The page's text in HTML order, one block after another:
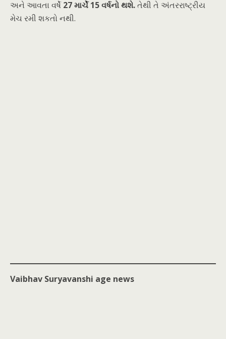
અને આવતા વર્ષે27 માર્ચે 15 વર્ષનો થશે.તેથી તે અંતરરાષ્ટ્રીય
મેચ રમી શકતો નથી.
Vaibhav Suryavanshi age news